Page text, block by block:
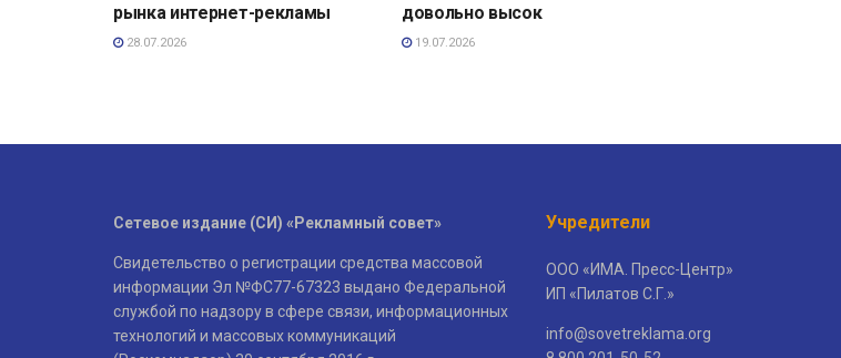
рынка интернет-рекламы
28.07.2026
довольно высок
19.07.2026
Сетевое издание (СИ) «Рекламный совет»
Свидетельство о регистрации средства массовой
информации Эл №ФС77-67323 выдано Федеральной
службой по надзору в сфере связи, информационных
технологий и массовых коммуникаций
Учредители
ООО «ИМА. Пресс-Центр»
ИП «Пилатов С.Г.»
info@sovetreklama.org